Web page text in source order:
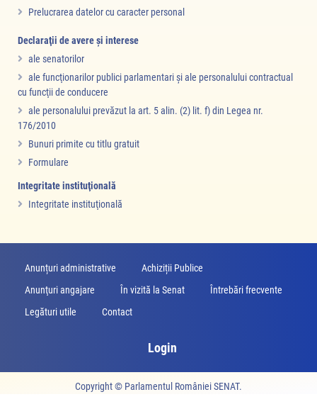
Prelucrarea datelor cu caracter personal
Declaraţii de avere şi interese
ale senatorilor
ale funcţionarilor publici parlamentari şi ale personalului contractual
cu funcţii de conducere
ale personalului prevăzut la art. 5 alin. (2) lit. f) din Legea nr.
176/2010
Bunuri primite cu titlu gratuit
Formulare
Integritate instituţională
Integritate instituţională
Anunțuri administrative
Achiziții Publice
Anunţuri angajare
În vizită la Senat
Întrebări frecvente
Legături utile
Contact
Login
Copyright © Parlamentul României SENAT.